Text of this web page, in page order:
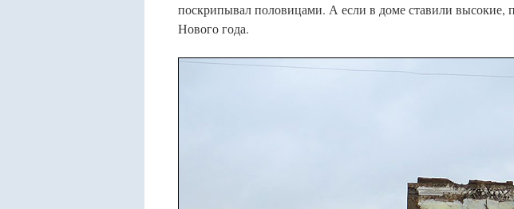
поскрипывал половицами. А если в доме ставили высокие,
Нового года.